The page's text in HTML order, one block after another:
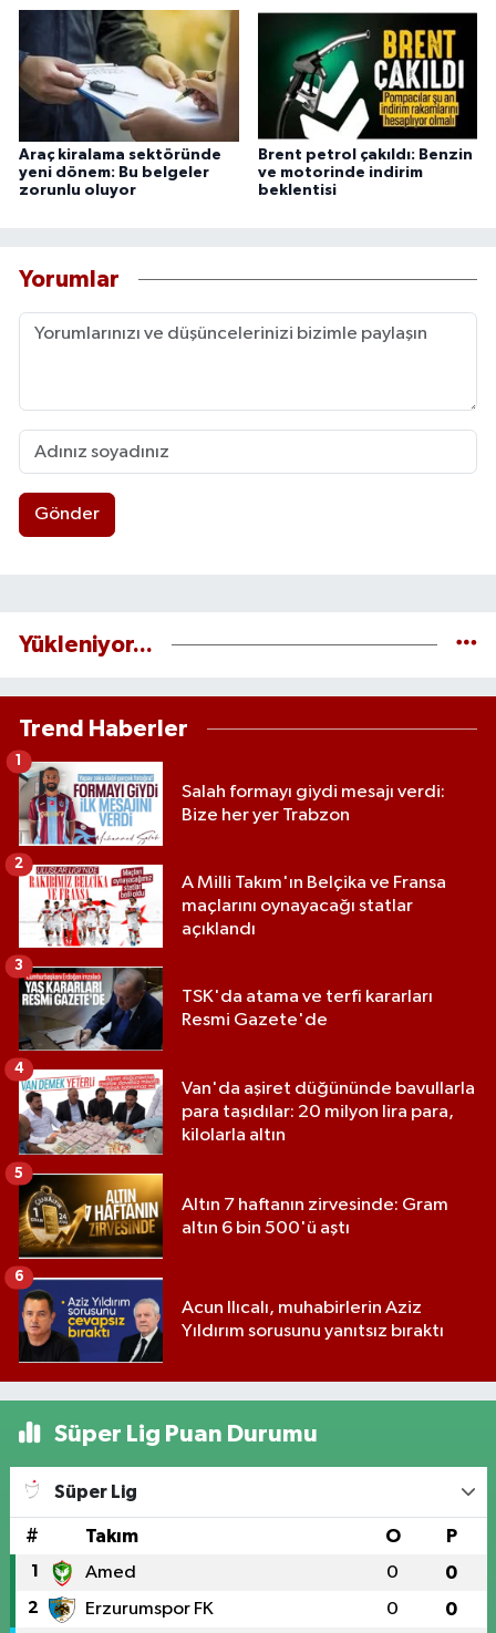
Araç kiralama sektöründe
yeni dönem: Bu belgeler
zorunlu oluyor
Brent petrol çakıldı: Benzin
ve motorinde indirim
beklentisi
Yorumlar
Gönder
Yükleniyor...
Trend Haberler
Salah formayı giydi mesajı verdi:
Bize her yer Trabzon
1
A Milli Takım'ın Belçika ve Fransa
maçlarını oynayacağı statlar
açıklandı
2
TSK'da atama ve terfi kararları
Resmi Gazete'de
3
Van'da aşiret düğününde bavullarla
para taşıdılar: 20 milyon lira para,
kilolarla altın
4
Altın 7 haftanın zirvesinde: Gram
altın 6 bin 500'ü aştı
5
Acun Ilıcalı, muhabirlerin Aziz
Yıldırım sorusunu yanıtsız bıraktı
6
Süper Lig Puan Durumu
Süper Lig
# Takım O P
1 Amed 0 0
2 Erzurumspor FK 0 0